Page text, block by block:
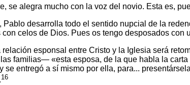
se alegra mucho con la voz del novio. Esta es,
Pablo desarrolla todo el sentido nupcial de la
celos de Dios. Pues os tengo desposados
relación esponsal entre Cristo y la Iglesia será
familias— «esta esposa, de la que habla la
se entregó a sí mismo por ella, para...
16